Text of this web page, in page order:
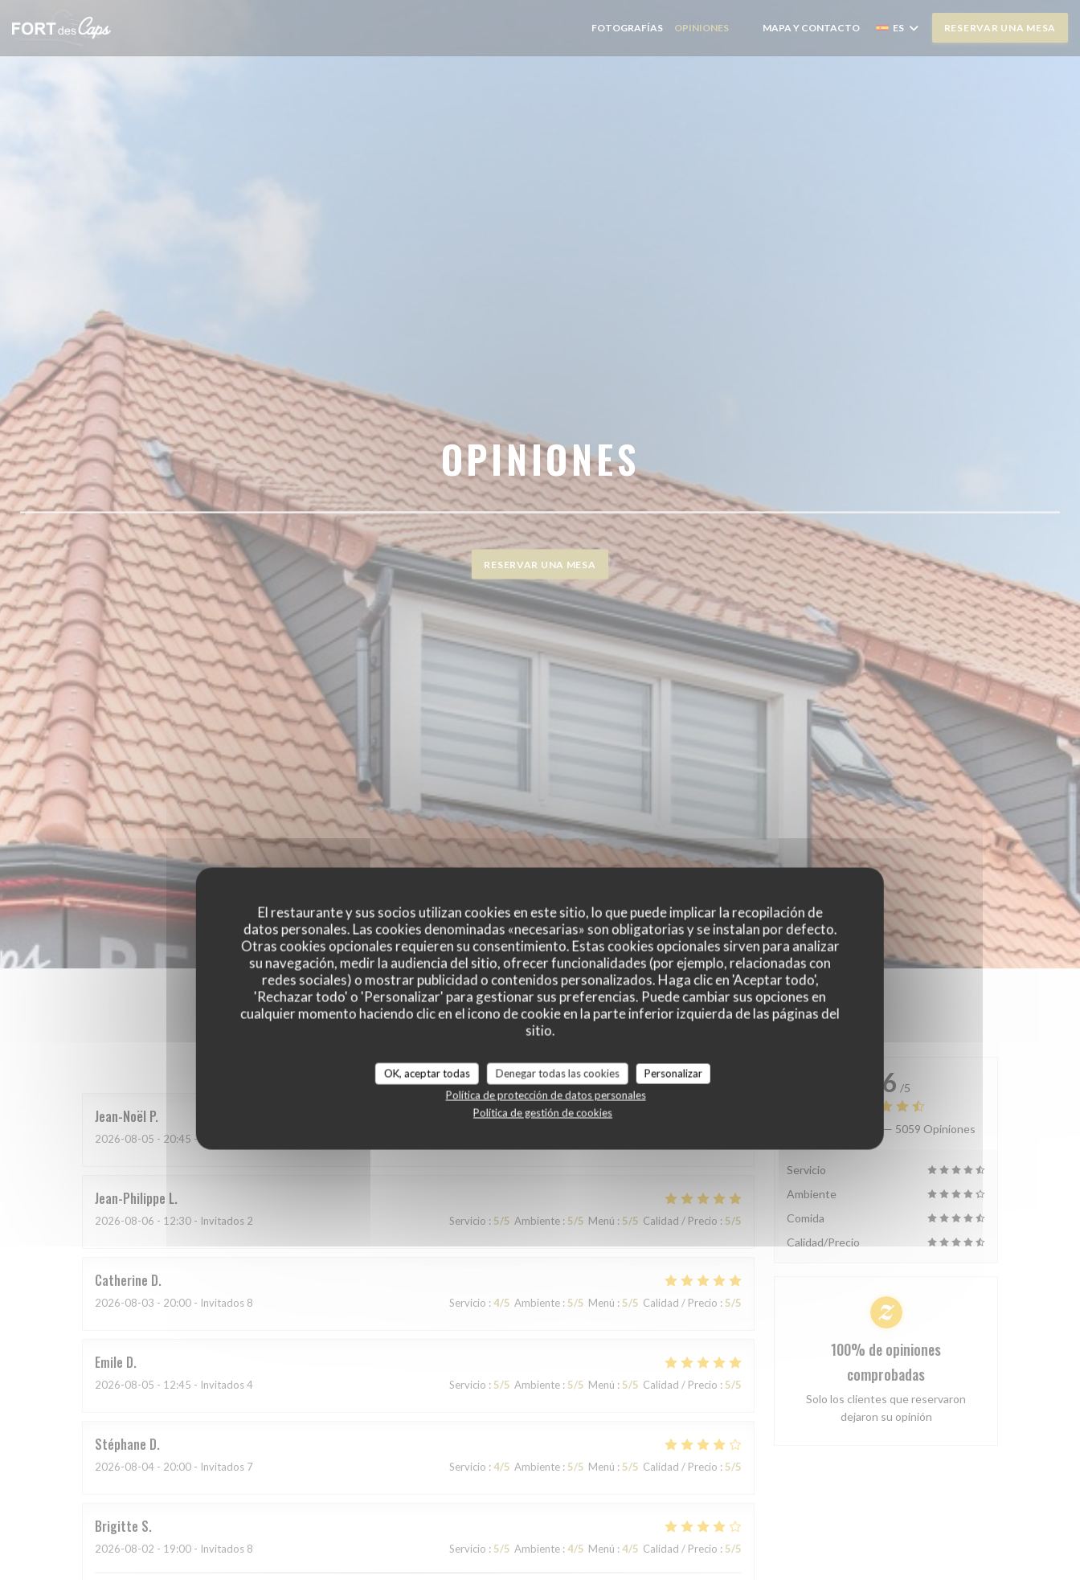
El restaurante y sus socios utilizan cookies en este sitio, lo que puede implicar la recopilación de
datos personales. Las cookies denominadas «necesarias» son obligatorias y se instalan por defecto.
Otras cookies opcionales requieren su consentimiento. Estas cookies opcionales sirven para analizar
su navegación, medir la audiencia del sitio, ofrecer funcionalidades (por ejemplo, relacionadas con
redes sociales) o mostrar publicidad o contenidos personalizados. Haga clic en 'Aceptar todo',
'Rechazar todo' o 'Personalizar' para gestionar sus preferencias. Puede cambiar sus opciones en
cualquier momento haciendo clic en el icono de cookie en la parte inferior izquierda de las páginas del
sitio.
OK, aceptar todas Denegar todas las cookies
Personalizar
Política de protección de datos personales
Política de gestión de cookies
FOTOGRAFÍAS OPINIONES ((ABRE EN UNA NUEVA VENTANA))
((ABRE EN UNA NUEVA VENTANA))
MAPA Y CONTACTO ES RESERVAR UNA MESA
OPINIONES
RESERVAR UNA MESA
Las opiniones de nuestros clientes
Jean-Noël P
2026-08-05 - 20:45 - Invitados 2
Jean-Philippe L
2026-08-06 - 12:30 - Invitados 2 Servicio : 5/5 Ambiente : 5/5 Menú : 5/5 Calidad / Precio : 5/5
Catherine D
2026-08-03 - 20:00 - Invitados 8 Servicio : 4/5 Ambiente : 5/5 Menú : 5/5 Calidad / Precio : 5/5
Emile D
2026-08-05 - 12:45 - Invitados 4 Servicio : 5/5 Ambiente : 5/5 Menú : 5/5 Calidad / Precio : 5/5
Stéphane D
2026-08-04 - 20:00 - Invitados 7 Servicio : 4/5 Ambiente : 5/5 Menú : 5/5 Calidad / Precio : 5/5
Brigitte S
2026-08-02 - 19:00 - Invitados 8 Servicio : 5/5 Ambiente : 4/5 Menú : 4/5 Calidad / Precio : 5/5
4.6 /5
Valoración media — 5059 Opiniones
Servicio
Ambiente
Comida
Calidad/Precio
100% de opiniones
comprobadas
Solo los clientes que reservaron
dejaron su opinión